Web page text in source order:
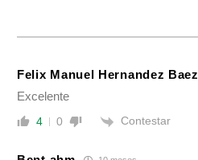
Felix Manuel Hernandez Baez
Excelente
4 0 Contestar